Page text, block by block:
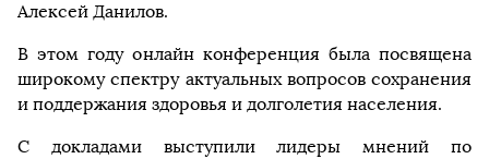
Алексей Данилов.
В этом году онлайн конференция была посвящена
широкому спектру актуальных вопросов сохранения
и поддержания здоровья и долголетия населения.
С докладами выступили лидеры мнений по